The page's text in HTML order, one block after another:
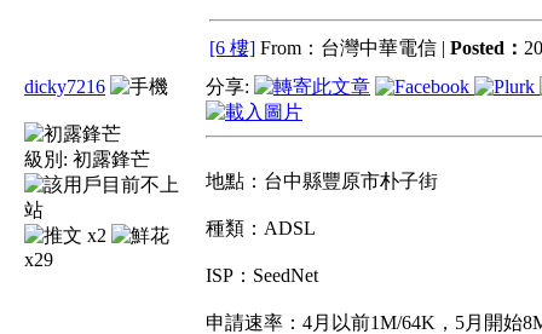
[6 樓] From：台灣中華電信 | Posted：
dicky7216
級別: 初露鋒芒
x2
x29
分享:
地點：台中縣豐原市朴子街
種類：ADSL
ISP：SeedNet
申請速率：4月以前1M/64K，5月開始